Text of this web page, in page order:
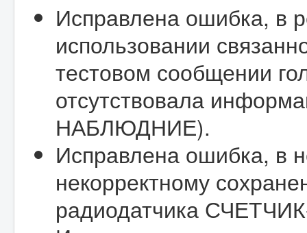
Исправлена ошибка, в
использовании
тестовом сообщении
отсутствовала
НАБЛЮДНИЕ).
Исправлена ошибка, в
некорректному
радиодатчика